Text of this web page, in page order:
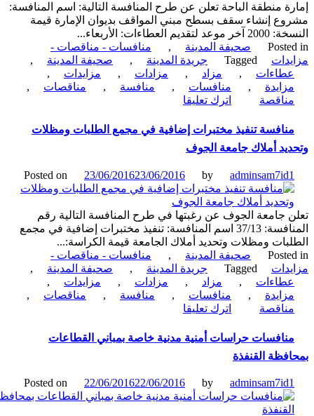
موالدات
كهربائية
منطقة الباحة تعلن عن طرح المنافسة التالية: اسم المنافسة:
إنشاء سقف بسطح مبني المواقف بديوان الإمارة قيمة
العطاءات: الأربعاء...
صحيفة المدينة ,
منافسات - مناقصات -
Tagged جريدة المدينة , صحيفة المدينة
,
, مزاد , مزادات , مزايدات
,
, منافسات , منافسة , مناقصات
,
اترك تعليقاon
إنشاء
سقف
بسطح
المواقف
بديوان
إمارة
منطقة
الباحة
تنفيذ مختبرات إضافية في مجمع الطلبات ومظلات
أملاك جامعة الجوف
Posted on 23/06/201623/06/2016 by
جامعة الجوف عن رغبتها في طرح المنافسة التالية رقم
المنافسة: 37/13 اسم المنافسة: تنفيذ مختبرات إضافية في مجمع
ومظلات وتحديد أملاك الجامعة قيمة الكراسة:...
صحيفة المدينة ,
منافسات - مناقصات -
Tagged جريدة المدينة , صحيفة المدينة
,
, مزاد , مزادات , مزايدات
,
, منافسات , منافسة , مناقصات
,
اترك تعليقاon
تنفيذ
مختبرات
مجمع
الطلبات
حراسات أمنية مدنية خاصة بمباني القطاعات
القنفذة
Posted on 22/06/201622/06/2016 by